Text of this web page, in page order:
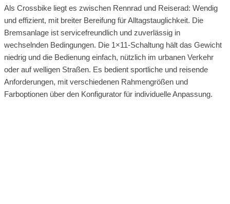
Als Crossbike liegt es zwischen Rennrad und Reiserad: Wendig
und effizient, mit breiter Bereifung für Alltagstauglichkeit. Die
Bremsanlage ist servicefreundlich und zuverlässig in
wechselnden Bedingungen. Die 1×11-Schaltung hält das Gewicht
niedrig und die Bedienung einfach, nützlich im urbanen Verkehr
oder auf welligen Straßen. Es bedient sportliche und reisende
Anforderungen, mit verschiedenen Rahmengrößen und
Farboptionen über den Konfigurator für individuelle Anpassung.